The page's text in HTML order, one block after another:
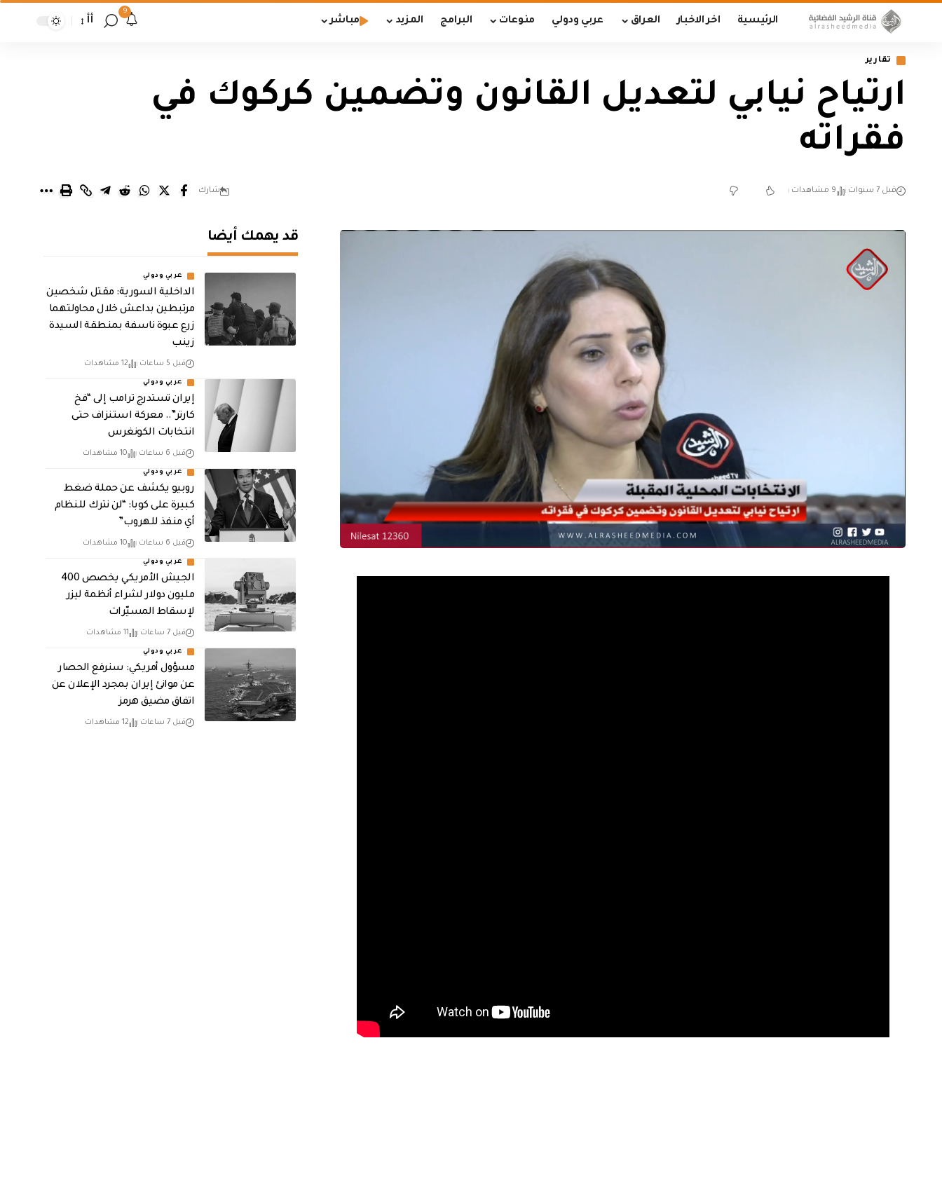
الرئيسية اخر الاخبار العراق عربي ودولي منوعات البرامج المزيد مباشر
9
أأ
تقارير
ارتياح نيابي لتعديل القانون وتضمين كركوك في
فقراته
قبل 7 سنوات 9 مشاهدات شارك
قد يهمك أيضا
عربي ودولي
الداخلية السورية: مقتل شخصين
مرتبطين بداعش خلال محاولتهما
زرع عبوة ناسفة بمنطقة السيدة
زينب
قبل 5 ساعات 12 مشاهدات
عربي ودولي
إيران تستدرج ترامب إلى “فخ
كارتر”.. معركة استنزاف حتى
انتخابات الكونغرس
قبل 6 ساعات 10 مشاهدات
عربي ودولي
روبيو يكشف عن حملة ضغط
كبيرة على كوبا: “لن نترك للنظام
أي منفذ للهروب”
قبل 6 ساعات 10 مشاهدات
عربي ودولي
الجيش الأمريكي يخصص 400
مليون دولار لشراء أنظمة ليزر
لإسقاط المسيّرات
قبل 7 ساعات 11 مشاهدات
عربي ودولي
مسؤول أمريكي: سنرفع الحصار
عن موانئ إيران بمجرد الإعلان عن
اتفاق مضيق هرمز
قبل 7 ساعات 12 مشاهدات